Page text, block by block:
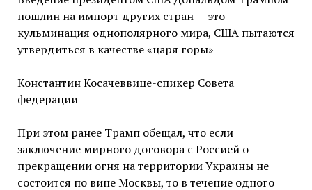
пошлин на импорт других стран — это
кульминация однополярного мира, США пытаются
утвердиться в качестве «царя горы»
Константин Косачеввице-спикер Совета
федерации
При этом ранее Трамп обещал, что если
заключение мирного договора с Россией о
прекращении огня на территории Украины не
состоится по вине Москвы, то в течение одного